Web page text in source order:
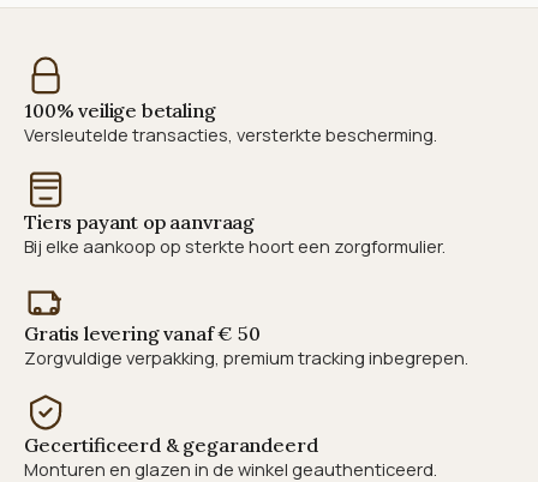
100% veilige betaling
Versleutelde transacties, versterkte bescherming.
Tiers payant op aanvraag
Bij elke aankoop op sterkte hoort een zorgformulier.
Gratis levering vanaf € 50
Zorgvuldige verpakking, premium tracking inbegrepen.
Gecertificeerd & gegarandeerd
Monturen en glazen in de winkel geauthenticeerd.